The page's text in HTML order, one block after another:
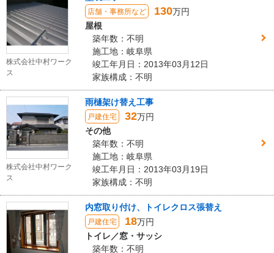
株式会社中村ワーク
ス
店舗・事務所など 130万円
屋根
築年数：不明
施工地：岐阜県
竣工年月日：2013年03月12日
家族構成：不明
株式会社中村ワーク
ス
雨樋架け替え工事
戸建住宅 32万円
その他
築年数：不明
施工地：岐阜県
竣工年月日：2013年03月19日
家族構成：不明
内窓取り付け、トイレクロス張替え
戸建住宅 18万円
トイレ／窓・サッシ
築年数：不明